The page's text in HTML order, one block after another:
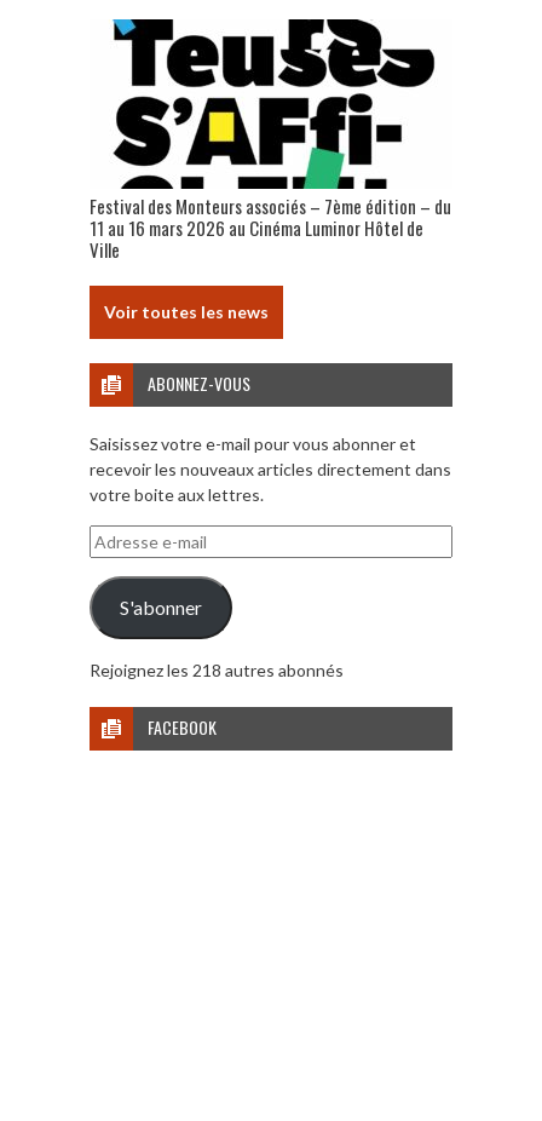
Festival des Monteurs associés – 7ème édition – du
11 au 16 mars 2026 au Cinéma Luminor Hôtel de
Ville
Voir toutes les news
ABONNEZ-VOUS
Saisissez votre e-mail pour vous abonner et
recevoir les nouveaux articles directement dans
votre boite aux lettres.
Adresse
e-
mail
S'abonner
Rejoignez les 218 autres abonnés
FACEBOOK